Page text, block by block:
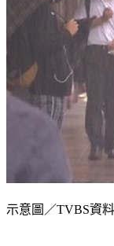
示意圖／TVBS資